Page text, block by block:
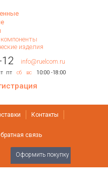
изделия
info@ruelcom.ru
пт сб вс 10:00 -18:00
Контакты
связь
Оформить покупку